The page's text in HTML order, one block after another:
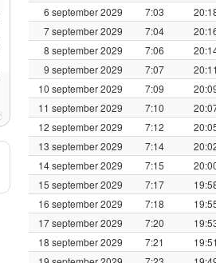
6 september 2029
7:03
7 september 2029
7:04
8 september 2029
7:06
9 september 2029
7:07 20:11
10 september 2029
7:09
11 september 2029
7:10
12 september 2029
7:12
13 september 2029
7:14
14 september 2029
7:15
15 september 2029
7:17
16 september 2029
7:18
17 september 2029
7:20
18 september 2029
7:21 19:51